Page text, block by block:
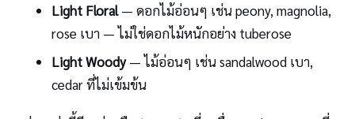
Light Floral— ดอกไม้อ่อนๆ เช่น peony, magnolia,
rose เบา — ไม่ใช่ดอกไม้หนักอย่าง tuberose
Light Woody— ไม้อ่อนๆ เช่น sandalwood เบา,
cedar ที่ไม่เข้มข้น